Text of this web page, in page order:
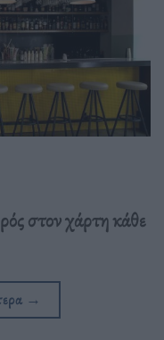
στον χάρτη κάθε
→